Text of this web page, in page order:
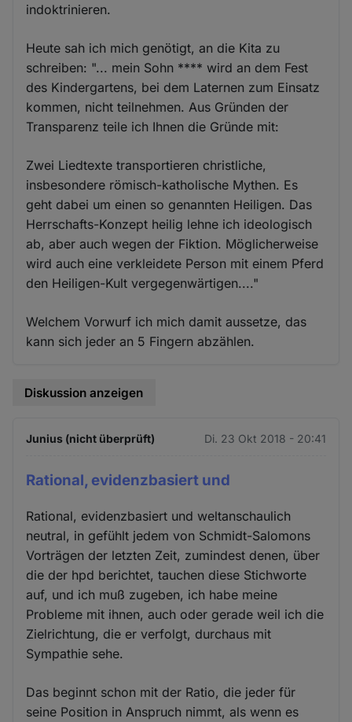
indoktrinieren.
Heute sah ich mich genötigt, an die Kita zu
schreiben: "... mein Sohn **** wird an dem Fest
des Kindergartens, bei dem Laternen zum Einsatz
kommen, nicht teilnehmen. Aus Gründen der
Transparenz teile ich Ihnen die Gründe mit:
Zwei Liedtexte transportieren christliche,
insbesondere römisch-katholische Mythen. Es
geht dabei um einen so genannten Heiligen. Das
Herrschafts-Konzept heilig lehne ich ideologisch
ab, aber auch wegen der Fiktion. Möglicherweise
wird auch eine verkleidete Person mit einem Pferd
den Heiligen-Kult vergegenwärtigen...."
Welchem Vorwurf ich mich damit aussetze, das
kann sich jeder an 5 Fingern abzählen.
Diskussion anzeigen
Junius (nicht überprüft) Di. 23 Okt 2018 - 20:41
Rational, evidenzbasiert und
Rational, evidenzbasiert und weltanschaulich
neutral, in gefühlt jedem von Schmidt-Salomons
Vorträgen der letzten Zeit, zumindest denen, über
die der hpd berichtet, tauchen diese Stichworte
auf, und ich muß zugeben, ich habe meine
Probleme mit ihnen, auch oder gerade weil ich die
Zielrichtung, die er verfolgt, durchaus mit
Sympathie sehe.
Das beginnt schon mit der Ratio, die jeder für
seine Position in Anspruch nimmt, als wenn es